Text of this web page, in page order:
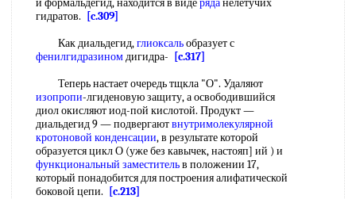
и формальдегид, находится в видеряданелетучих
гидратов.
[c.309]
Как диальдегид,глиоксальобразует с
фенилгидразиномдигидра-
[c.317]
Теперь настает очередь тщкла "О". Удаляют
изопропи-лгиденовую защиту, а освободившийся
диол окисляют иод-пой кислотой. Продукт —
диальдегид 9 — подвергаютвнутримолекулярной
кротоновой конденсации, в результате которой
образуется цикл О (уже без кавычек, настояп] ий ) и
функциональный заместительв положении 17,
который понадобится для построения алифатической
боковой цепи.
[c.213]